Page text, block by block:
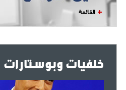
القائمة
خلفيات وبوستارات